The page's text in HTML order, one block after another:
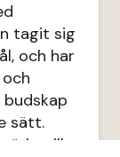
tagit sig
och har
sätt.
till